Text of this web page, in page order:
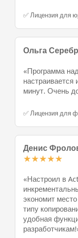
✅ Лицензия для
Ольга
«Программа
настраивается
минут. Очень
✅ Лицензия для
Денис
★★★★★
«Настроил в
экономит
типу
удобная